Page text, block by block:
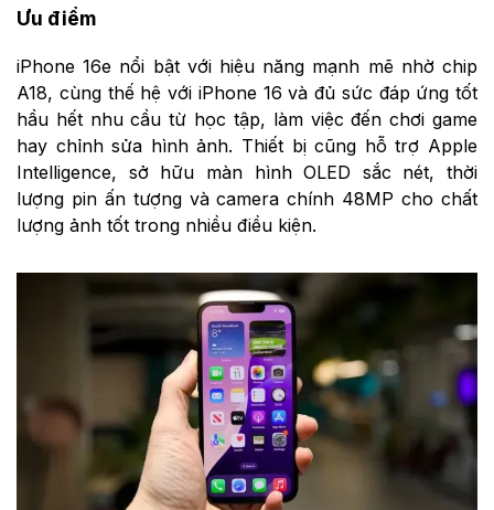
Ưu điểm
iPhone 16e nổi bật với hiệu năng mạnh mẽ nhờ chip
A18, cùng thế hệ với iPhone 16 và đủ sức đáp ứng tốt
hầu hết nhu cầu từ học tập, làm việc đến chơi game
hay chỉnh sửa hình ảnh. Thiết bị cũng hỗ trợ Apple
Intelligence, sở hữu màn hình OLED sắc nét, thời
lượng pin ấn tượng và camera chính 48MP cho chất
lượng ảnh tốt trong nhiều điều kiện.